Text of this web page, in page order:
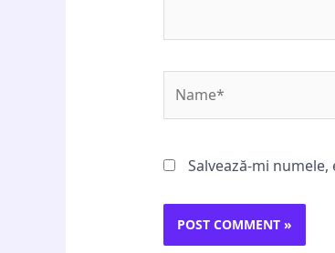
Salvează-mi